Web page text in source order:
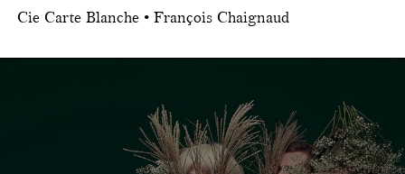
Cie Carte Blanche • François Chaignaud